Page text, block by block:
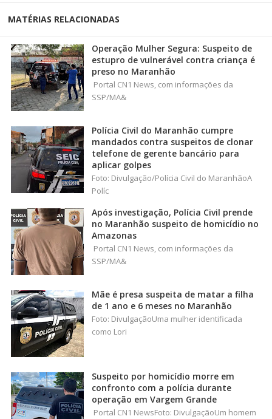
MATÉRIAS RELACIONADAS
Operação Mulher Segura: Suspeito de
estupro de vulnerável contra criança é
preso no Maranhão
Portal CN1 News, com informações da
SSP/MA&
Polícia Civil do Maranhão cumpre
mandados contra suspeitos de clonar
telefone de gerente bancário para
aplicar golpes
Foto: Divulgação/Polícia Civil do MaranhãoA
Políc
Após investigação, Polícia Civil prende
no Maranhão suspeito de homicídio no
Amazonas
Portal CN1 News, com informações da
SSP/MA&
Mãe é presa suspeita de matar a filha
de 1 ano e 6 meses no Maranhão
Foto: DivulgaçãoUma mulher identificada
como Lori
Suspeito por homicídio morre em
confronto com a polícia durante
operação em Vargem Grande
Portal CN1 NewsFoto: DivulgaçãoUm homem